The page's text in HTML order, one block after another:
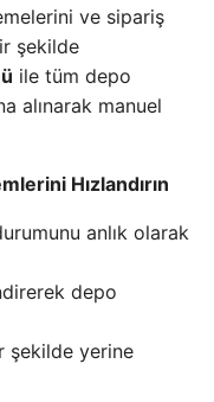
ve sipariş
şekilde
ile tüm depo
alınarak manuel
Hızlandırın
anlık olarak
depo
şekilde yerine